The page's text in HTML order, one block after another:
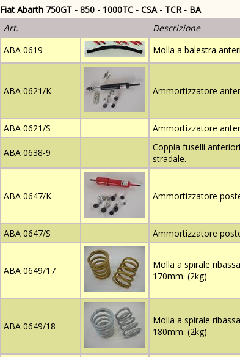
Fiat Abarth 750GT - 850 - 1000TC - CSA - TCR - BA
Art.
Descrizione
ABA 0619
Molla a balestra
ABA 0621/K Ammortizzatore
ABA 0621/S Ammortizzatore
ABA 0638-9
Coppia fuselli
stradale.
ABA 0647/K Ammortizzatore
ABA 0647/S Ammortizzatore
ABA 0649/17
Molla a spirale
170mm. (2kg)
ABA 0649/18
Molla a spirale
180mm. (2kg)